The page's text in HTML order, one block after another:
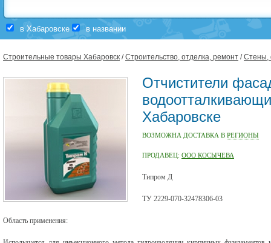
в Хабаровске в названии
Строительные товары Хабаровск /Строительство, отделка, ремонт /Стены,
Отчистители
Хабаровске
ВОЗМОЖНА ДОСТАВКА В РЕГИОНЫ
ПРОДАВЕЦ: ООО КОСЫЧЕВА
Типром Д
ТУ 2229-070-32478306-03
Область применения: